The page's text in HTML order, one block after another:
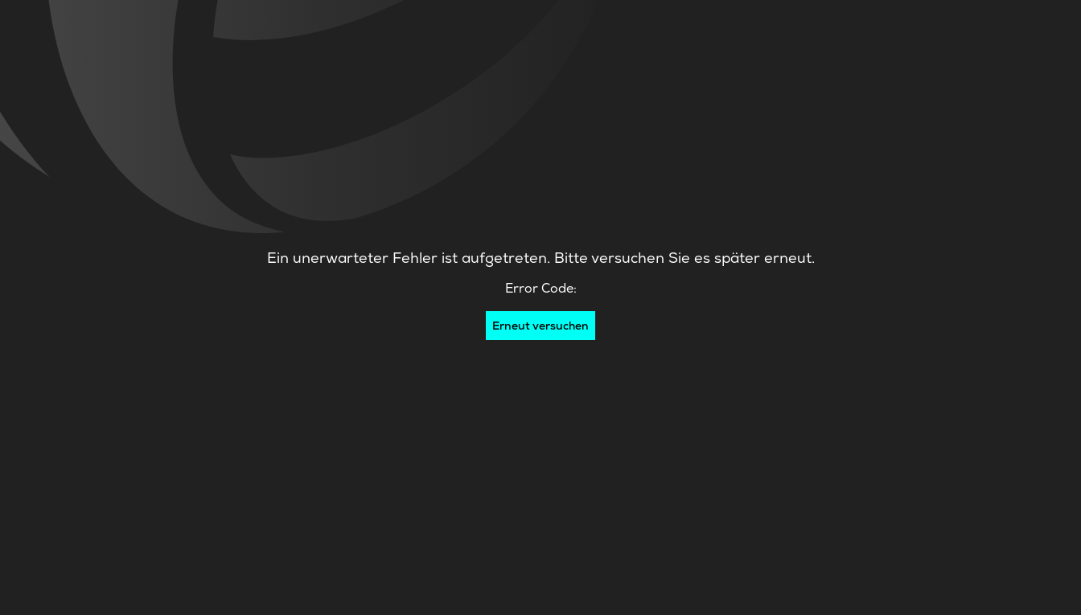
Ein unerwarteter Fehler ist aufgetreten. Bitte versuchen Sie es später erneut.
Error Code:
Erneut versuchen